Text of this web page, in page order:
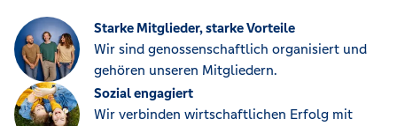
Starke Mitglieder, starke Vorteile
Wir sind genossenschaftlich organisiert und
gehören unseren Mitgliedern.
Sozial engagiert
Wir verbinden wirtschaftlichen Erfolg mit